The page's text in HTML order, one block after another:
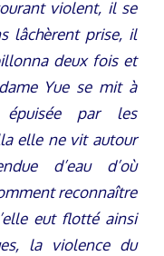
violent, il se
lâchèrent prise, il
deux fois et
Yue se mit à
épuisée par les
elle ne vit autour
d’eau d’où
reconnaître
eut flotté ainsi
la violence du